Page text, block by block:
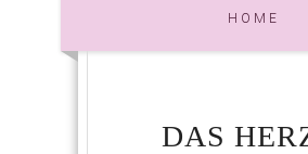
HOME
DAS